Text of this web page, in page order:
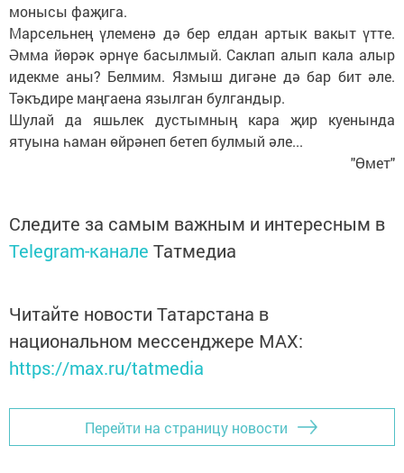
монысы фаҗига.
Марсельнең үлеменә дә бер елдан артык вакыт үтте.
Әмма йөрәк әрнүе басылмый. Саклап алып кала алыр
идекме аны? Белмим. Язмыш дигәне дә бар бит әле.
Тәкъдире маңгаена язылган булгандыр.
Шулай да яшьлек дустымның кара җир куенында
ятуына һаман өйрәнеп бетеп булмый әле...
"Өмет"
Следите за самым важным и интересным в
Telegram-канале Татмедиа
Читайте новости Татарстана в
национальном мессенджере MАХ:
https://max.ru/tatmedia
Перейти на страницу новости